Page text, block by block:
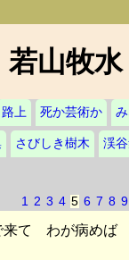
若山牧水
路上 死か芸術か
さびしき樹木 渓
1 2 3 4 5 6 7 8 9
て わが病めば